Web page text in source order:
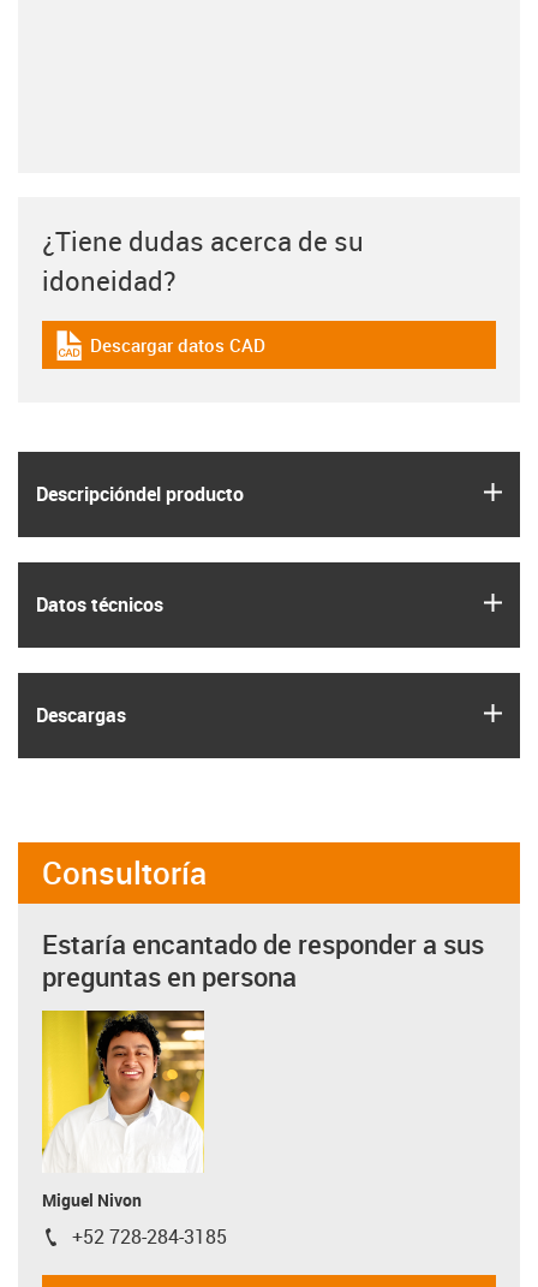
Descripción­del producto
Datos técnicos
Descargas
¿Tiene dudas acerca de su
idoneidad?
igus-icon-cad-dateien
Descargar datos CAD
Consultoría
Estaría encantado de responder a sus
preguntas en persona
Miguel Nivon
igus-icon-phone
+52 728-284-3185